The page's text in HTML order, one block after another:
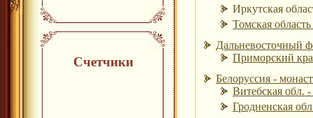
Счетчики
Иркутская
Томская
Дальневосточный
Приморский
Белоруссия -
Витебская обл.
Гродненская